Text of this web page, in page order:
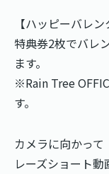
【ハッピーバレ
特典券2枚でバレ
ます。
※Rain Tree
す。
カメラに向かっ
レーズショート動